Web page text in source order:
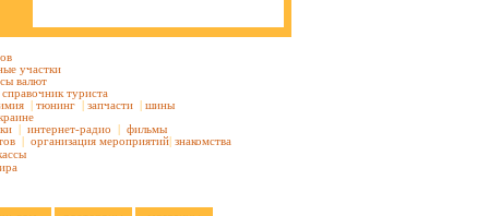
участки
валют
справочник туриста
| тюнинг | запчасти | шины
| интернет-радио | фильмы
| организация мероприятий| знакомства